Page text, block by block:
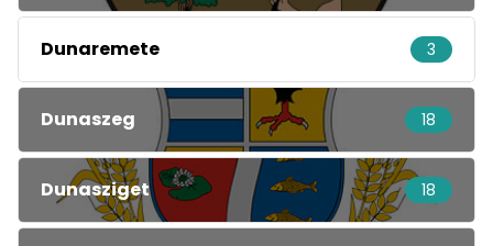
Dunaremete 3
Dunaszeg 18
Dunasziget 18